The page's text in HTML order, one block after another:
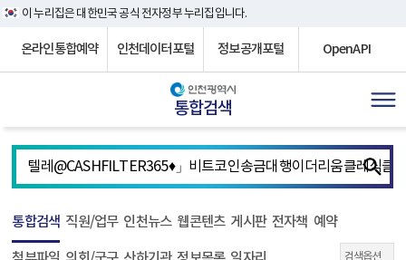
이 누리집은 대한민국 공식 전자정부 누리집입니다.
온라인통합예약 인천데이터포털 정보공개포털 OpenAPI
통합검색
통합검색 직원/업무 인천뉴스 웹콘텐츠 게시판 전자책 예약
검색옵션